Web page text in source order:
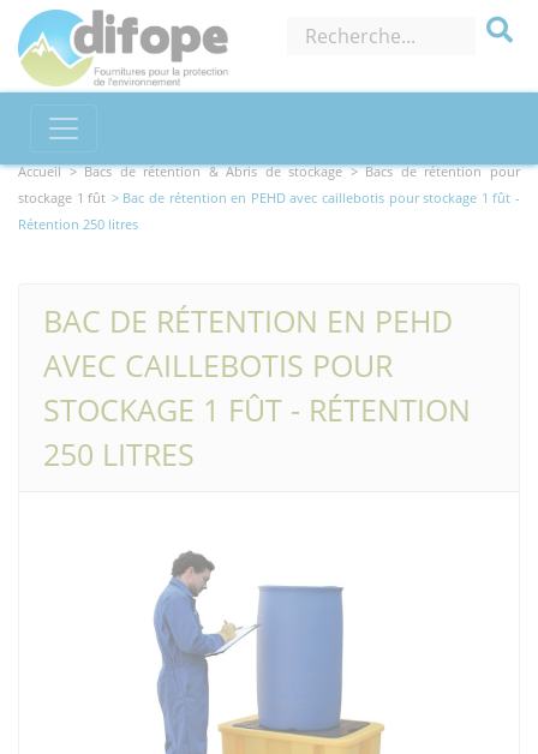
Accueil >Bacs de rétention & Abris de stockage> Bacs de rétention pour
stockage 1 fût > Bac de rétention en PEHD avec caillebotis pour stockage 1 fût -
Rétention 250 litres
BAC DE RÉTENTION EN PEHD
AVEC CAILLEBOTIS POUR
STOCKAGE 1 FÛT - RÉTENTION
250 LITRES